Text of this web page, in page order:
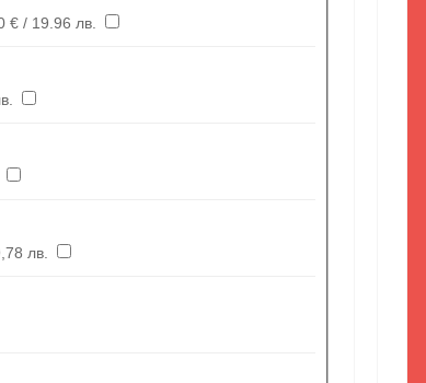
Невъзпитани разкази, част 1 - 10 € / 19.96 лв.
€ / 9,78 лв.